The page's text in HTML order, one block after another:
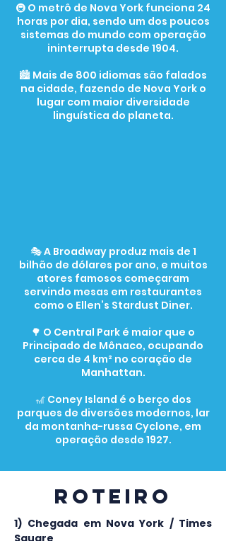
🚇 O metrô de Nova York funciona 24
horas por dia, sendo um dos poucos
sistemas do mundo com operação
ininterrupta desde 1904.
🏙️ Mais de 800 idiomas são falados
na cidade, fazendo de Nova York o
lugar com maior diversidade
linguística do planeta.
🎭 A Broadway produz mais de 1
bilhão de dólares por ano, e muitos
atores famosos começaram
servindo mesas em restaurantes
como o Ellen’s Stardust Diner.
🌳 O Central Park é maior que o
Principado de Mônaco, ocupando
cerca de 4 km² no coração de
Manhattan.
🎢 Coney Island é o berço dos
parques de diversões modernos, lar
da montanha-russa Cyclone, em
operação desde 1927.
roteiro
1) Chegada em Nova York / Times
Square